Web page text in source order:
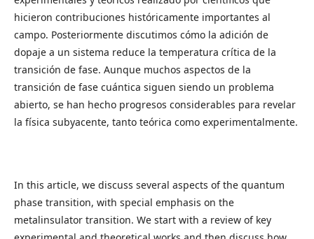
hicieron contribuciones históricamente importantes al
campo. Posteriormente discutimos cómo la adición de
dopaje a un sistema reduce la temperatura crítica de la
transición de fase. Aunque muchos aspectos de la
transición de fase cuántica siguen siendo un problema
abierto, se han hecho progresos considerables para revelar
la física subyacente, tanto teórica como experimentalmente.
In this article, we discuss several aspects of the quantum
phase transition, with special emphasis on the
metalinsulator transition. We start with a review of key